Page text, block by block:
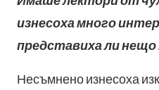
изнесоха много
представиха ли нещо
Несъмнено изнесоха